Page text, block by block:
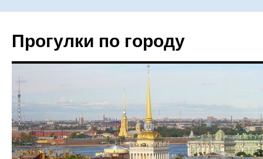
Прогулки по городу